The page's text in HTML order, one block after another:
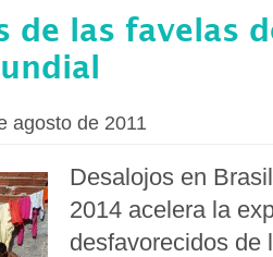
de las favelas
agosto de 2011
Desalojos en
2014 acelera la
desfavorecidos de